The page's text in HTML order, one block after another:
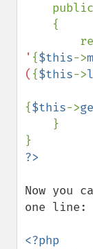
' {$this->
( {$this->
{$this->
Now you
one line: